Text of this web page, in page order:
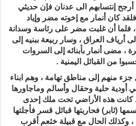
إنتسابهم الى عدنان فإن حديثي
كان أنمار مع إخوته مضر وإياد
أن غلبت مضر على رئاسة وسدانة
أرياف العراق ، وسار ربيعة ببنيه إلى
مضى أنمار بأبنائه إلى السروات
من القبائل اليمنية .
منهم إلى مناطق تهامة ، وهم ابناء
حلية وحقال وأسالم وماجاورها
كانت هذه الأراضي تحت ملك إحدى
(ثابر) فحاربتها قبائل قسر فأجلتها
وكذلك الحال مع قبيلة خثعم أقرب